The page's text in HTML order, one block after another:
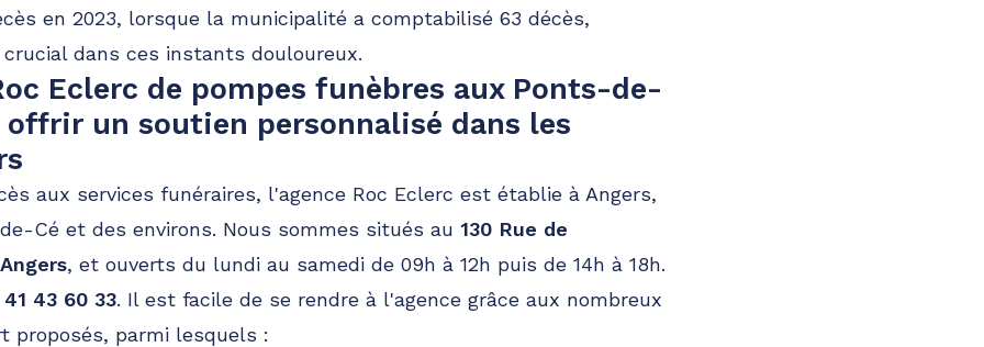
en 2023, lorsque la municipalité a comptabilisé 63 décès,
dans ces instants douloureux.
Eclerc de pompes funèbres aux Ponts-de-
offrir un soutien personnalisé dans les
aux services funéraires, l'agence Roc Eclerc est établie à Angers,
Cé et des environs. Nous sommes situés au 130 Rue de
, et ouverts du lundi au samedi de 09h à 12h puis de 14h à 18h.
41 43 60 33. Il est facile de se rendre à l'agence grâce aux nombreux
proposés, parmi lesquels :